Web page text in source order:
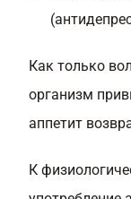
Как только
организм
аппетит
К